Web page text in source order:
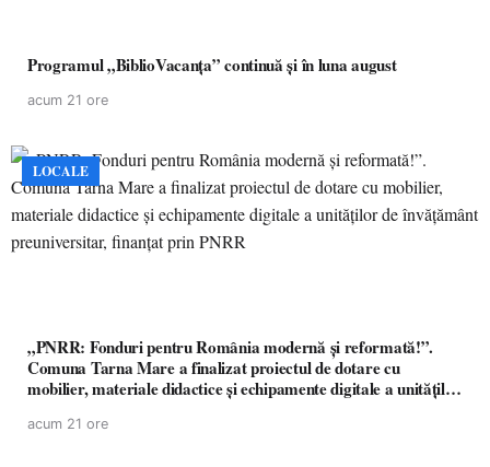
Programul „BiblioVacanța” continuă și în luna august
acum 21 ore
LOCALE
„PNRR: Fonduri pentru România modernă și reformată!”.
Comuna Tarna Mare a finalizat proiectul de dotare cu
mobilier, materiale didactice și echipamente digitale a unităților
acum 21 ore